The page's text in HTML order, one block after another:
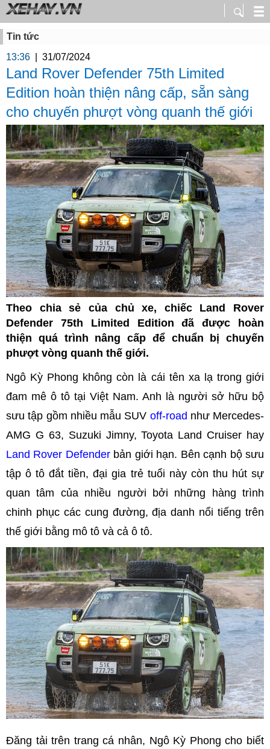
Tin tức
13:36
31/07/2024
Land Rover Defender 75th Limited
Edition hoàn thiện nâng cấp, sẵn sàng
cho chuyến phượt vòng quanh thế giới
Theo chia sẻ của chủ xe, chiếc Land Rover
Defender 75th Limited Edition đã được hoàn
thiện quá trình nâng cấp để chuẩn bị chuyến
phượt vòng quanh thế giới.
Ngô Kỳ Phong không còn là cái tên xa lạ trong giới
đam mê ô tô tại Việt Nam. Anh là người sở hữu bộ
sưu tập gồm nhiều mẫu SUV off-road như Mercedes-
AMG G 63, Suzuki Jimny, Toyota Land Cruiser hay
Land Rover Defenderbản giới hạn. Bên cạnh bộ sưu
tập ô tô đắt tiền, đại gia trẻ tuổi này còn thu hút sự
quan tâm của nhiều người bởi những hàng trình
chinh phục các cung đường, địa danh nổi tiếng trên
thế giới bằng mô tô và cả ô tô.
Đăng tải trên trang cá nhân, Ngô Kỳ Phong cho biết